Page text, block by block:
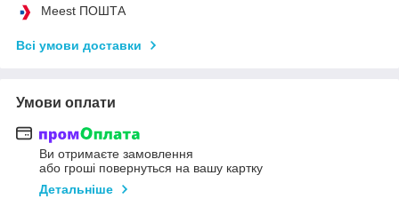
Meest ПОШТА
Всі умови доставки
Умови оплати
Ви отримаєте замовлення
або гроші повернуться на вашу картку
Детальніше